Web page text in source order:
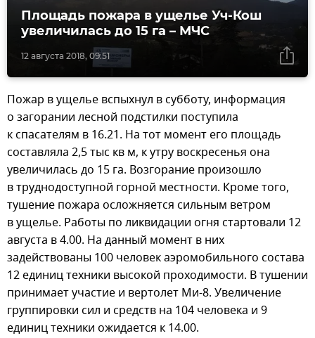
12 августа 2018, 09:51
Площадь пожара в ущелье Уч-Кош
увеличилась до 15 га – МЧС
Пожар в ущелье вспыхнул в субботу, информация
о загорании лесной подстилки поступила
к спасателям в 16.21. На тот момент его площадь
составляла 2,5 тыс кв м, к утру воскресенья она
увеличилась до 15 га. Возгорание произошло
в труднодоступной горной местности. Кроме того,
тушение пожара осложняется сильным ветром
в ущелье. Работы по ликвидации огня стартовали 12
августа в 4.00. На данный момент в них
задействованы 100 человек аэромобильного состава
12 единиц техники высокой проходимости. В тушении
принимает участие и вертолет Ми-8. Увеличение
группировки сил и средств на 104 человека и 9
единиц техники ожидается к 14.00.